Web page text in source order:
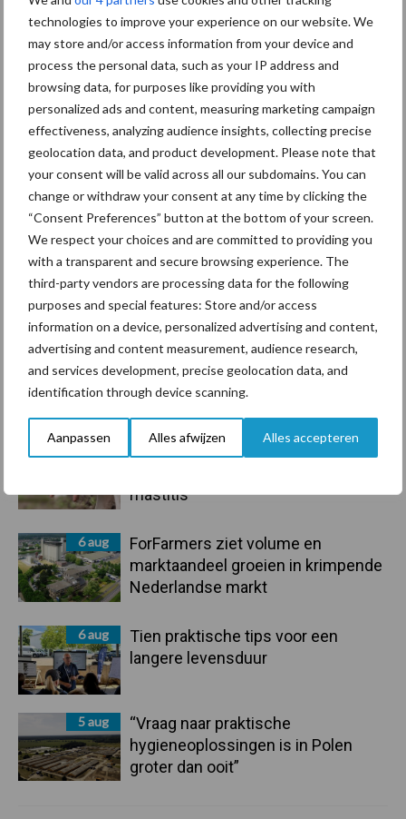
technologies to improve your experience on our website. We
may store and/or access information from your device and
process the personal data, such as your IP address and
browsing data, for purposes like providing you with
personalized ads and content, measuring marketing campaign
effectiveness, analyzing audience insights, collecting precise
geolocation data, and product development. Please note that
your consent will be valid across all our subdomains. You can
change or withdraw your consent at any time by clicking the
“Consent Preferences” button at the bottom of your screen.
We respect your choices and are committed to providing you
with a transparent and secure browsing experience. The
third-party vendors are processing data for the following
purposes and special features: Store and/or access
information on a device, personalized advertising and content,
advertising and content measurement, audience research,
and services development, precise geolocation data, and
identification through device scanning.
Aanpassen Alles afwijzen Alles accepteren
Primaire
Sidebar
Recent nieuws Partner nieuws
7 aug
Grondstoffenmarkt blijft grillig:
droogte en geopolitiek houden
handel in de greep
De speenhuid: een vaak
mastitis
6 aug
ForFarmers ziet volume en
marktaandeel groeien in krimpende
Nederlandse markt
6 aug
Tien praktische tips voor een
langere levensduur
5 aug
“Vraag naar praktische
hygieneoplossingen is in Polen
groter dan ooit”
Mastitis Hittestress
Toon meer